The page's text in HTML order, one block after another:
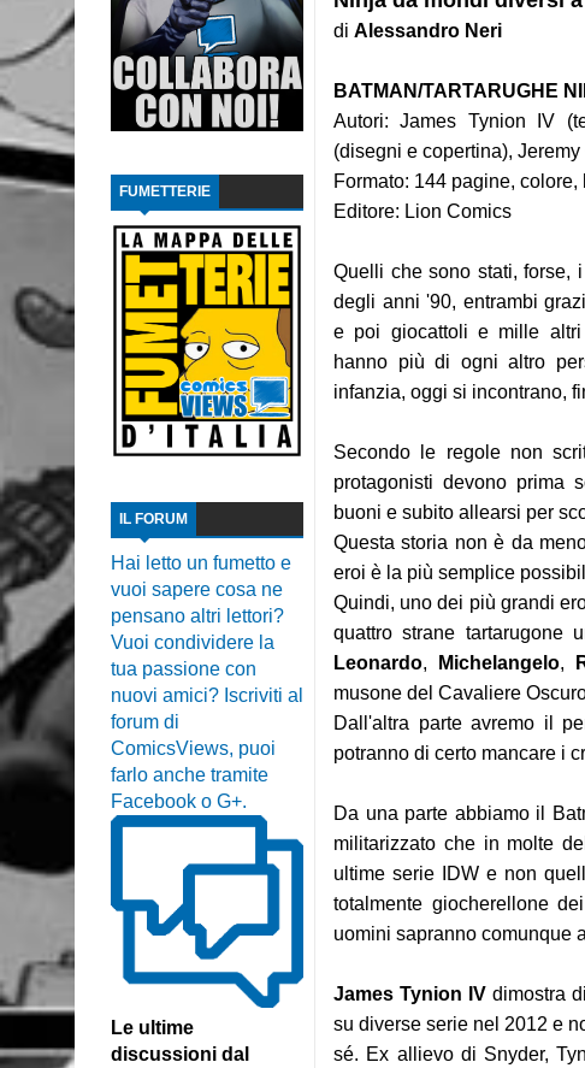
Recensione: The Dollhouse Family - La Casa delle
Intervista: Francesco Vacca
Recensione: Y, l'ultimo uomo 2
Recensione: L'ascesa di Thanos
Focus: Il Phantom di Paul Ryan
Recensione: Something is Killing the Children 1-2
Focus: Il Phantom di Sy Barry - Seconda parte
Recensione: Jazz Maynard 1
FUMETTERIE
IL FORUM
Hai letto un fumetto e
vuoi sapere cosa ne
pensano altri lettori?
Vuoi condividere la
tua passione con
nuovi amici? Iscriviti al
forum di
ComicsViews, puoi
farlo anche tramite
Facebook o G+.
Le ultime
discussioni dal
di Alessandro Neri
BATMAN/TARTARUGHE
Autori: James Tynion IV
(disegni e copertina),
Formato: 144 pagine,
Editore: Lion Comics
Quelli che sono stati, forse,
degli anni '90, entrambi
e poi giocattoli e mille
hanno più di ogni altro
infanzia, oggi si incontrano,
Secondo le regole non
protagonisti devono prima
buoni e subito allearsi per
Questa storia non è da
eroi è la più semplice
Quindi, uno dei più grandi
quattro strane tartarugone
Leonardo, Michelangelo,
musone del Cavaliere
Dall'altra parte avremo il
potranno di certo mancare i
Da una parte abbiamo il
militarizzato che in molte
ultime serie IDW e non
totalmente giocherellone
uomini sapranno comunque
James Tynion IVdimostra
su diverse serie nel 2012 e
sé. Ex allievo di Snyder,